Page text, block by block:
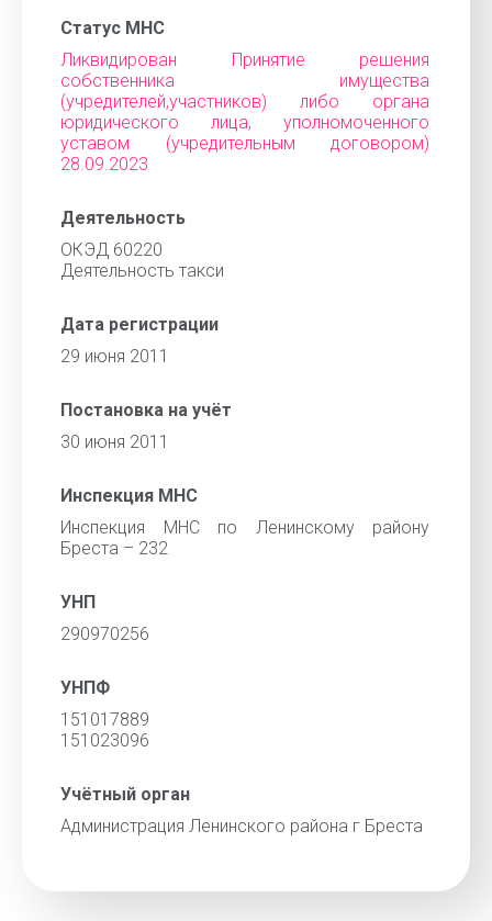
Статус МНС
Ликвидирован Принятие решения
собственника имущества
(учредителей,участников) либо органа
юридического лица, уполномоченного
уставом (учредительным договором)
28.09.2023
Деятельность
ОКЭД 60220
Деятельность такси
Дата регистрации
29 июня 2011
Постановка на учёт
30 июня 2011
Инспекция МНС
Инспекция МНС по Ленинскому району
Бреста – 232
УНП
290970256
УНПФ
151017889
151023096
Учётный орган
Администрация Ленинского района г Бреста